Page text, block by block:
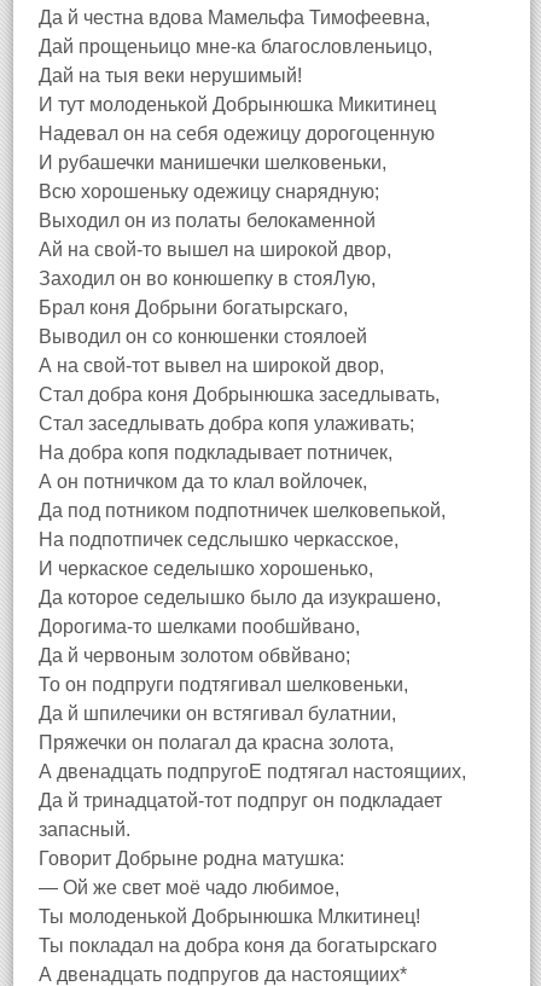
Да й честна вдова Мамельфа Тимофеевна,
Дай прощеньицо мне-ка благословленьицо,
Дай на тыя веки нерушимый!
И тут молоденькой Добрынюшка Микитинец
Надевал он на себя одежицу дорогоценную
И рубашечки манишечки шелковеньки,
Всю хорошеньку одежицу снарядную;
Выходил он из полаты белокаменной
Ай на свой-то вышел на широкой двор,
Заходил он во конюшепку в стояЛую,
Брал коня Добрыни богатырскаго,
Выводил он со конюшенки стоялоей
А на свой-тот вывел на широкой двор,
Стал добра коня Добрынюшка заседлывать,
Стал заседлывать добра копя улаживать;
На добра копя подкладывает потничек,
А он потничком да то клал войлочек,
Да под потником подпотничек шелковепькой,
На подпотпичек седслышко черкасское,
И черкаское седелышко хорошенько,
Да которое седелышко было да изукрашено,
Дорогима-то шелками пообшйвано,
Да й червоным золотом обвйвано;
То он подпруги подтягивал шелковеньки,
Да й шпилечики он встягивал булатнии,
Пряжечки он полагал да красна золота,
А двенадцать подпругоЕ подтягал настоящиих,
Да й тринадцатой-тот подпруг он подкладает
запасный.
Говорит Добрыне родна матушка:
— Ой же свет моё чадо любимое,
Ты молоденькой Добрынюшка Млкитинец!
Ты покладал на добра коня да богатырскаго
А двенадцать подпругов да настоящиих*